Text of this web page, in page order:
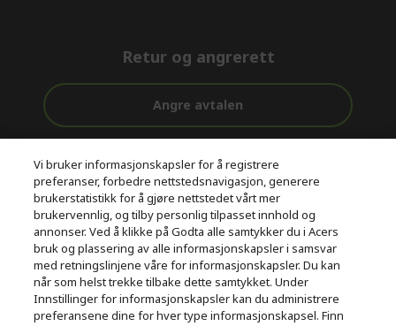
Retur og angrerett
Angre avtalen
Gratis
levering
før og etter
kjøp
betaling
© 2026 Acer Inc.
CPYou BV er en autorisert forhandler og tilbyder av produktene
og tjenestene som tilbys i denne nettbutikken.​
Vi bruker informasjonskapsler for å registrere
preferanser, forbedre nettstedsnavigasjon, generere
brukerstatistikk for å gjøre nettstedet vårt mer
brukervennlig, og tilby personlig tilpasset innhold og
annonser. Ved å klikke på Godta alle samtykker du i Acers
bruk og plassering av alle informasjonskapsler i samsvar
med retningslinjene våre for informasjonskapsler. Du kan
når som helst trekke tilbake dette samtykket. Under
Innstillinger for informasjonskapsler kan du administrere
preferansene dine for hver type informasjonskapsel. Finn